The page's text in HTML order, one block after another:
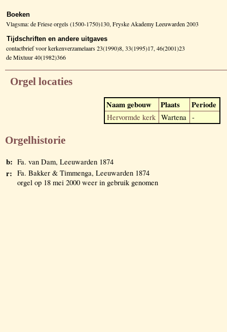
Boeken
Vlagsma: de Friese orgels (1500-1750)130, Fryske Akademy Leeuwarden 2003
Tijdschriften en andere uitgaves
contactbrief voor kerkenverzamelaars 23(1990)8, 33(1995)17, 46(2001)23
de Mixtuur 40(1982)366
Orgel locaties
Naam gebouw Plaats Periode
Hervormde kerk Wartena -
Orgelhistorie
b: Fa. van Dam, Leeuwarden 1874
r: Fa. Bakker & Timmenga, Leeuwarden 1874
orgel op 18 mei 2000 weer in gebruik genomen